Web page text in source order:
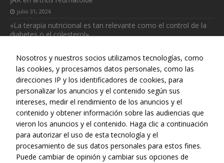
julio 31, 2026
«La terapia nutricional es tan relevante como el control de la
diabetes o el colesterol»
Web realizada con el patrocinio del Centro Español de Derechos
Reprográficos
Nosotros y nuestros socios utilizamos tecnologías, como
las cookies, y procesamos datos personales, como las
direcciones IP y los identificadores de cookies, para
personalizar los anuncios y el contenido según sus
intereses, medir el rendimiento de los anuncios y el
contenido y obtener información sobre las audiencias que
vieron los anuncios y el contenido. Haga clic a continuación
para autorizar el uso de esta tecnología y el
procesamiento de sus datos personales para estos fines.
Puede cambiar de opinión y cambiar sus opciones de
mejorar la
base a cómo
se usa la web.